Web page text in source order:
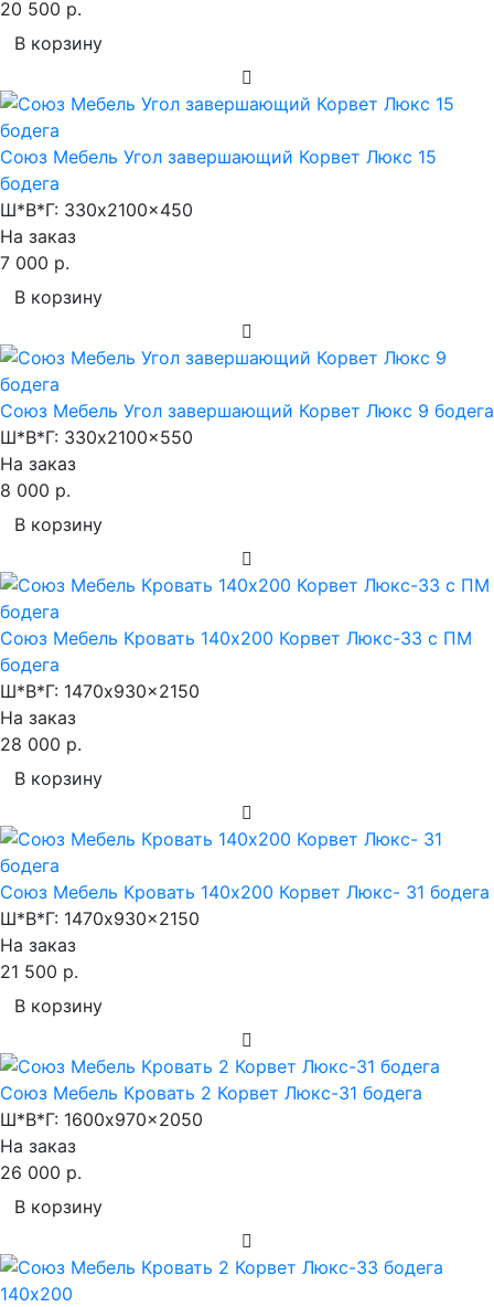
20 500 р.
В корзину
Союз Мебель Угол завершающий Корвет Люкс 15
бодега
Ш*В*Г: 330x2100x450
На заказ
7 000 р.
В корзину
Союз Мебель Угол завершающий Корвет Люкс 9 бодега
Ш*В*Г: 330x2100x550
На заказ
8 000 р.
В корзину
Союз Мебель Кровать 140х200 Корвет Люкс-33 с ПМ
бодега
Ш*В*Г: 1470x930x2150
На заказ
28 000 р.
В корзину
Союз Мебель Кровать 140х200 Корвет Люкс- 31 бодега
Ш*В*Г: 1470x930x2150
На заказ
21 500 р.
В корзину
Союз Мебель Кровать 2 Корвет Люкс-31 бодега
Ш*В*Г: 1600x970x2050
На заказ
26 000 р.
В корзину